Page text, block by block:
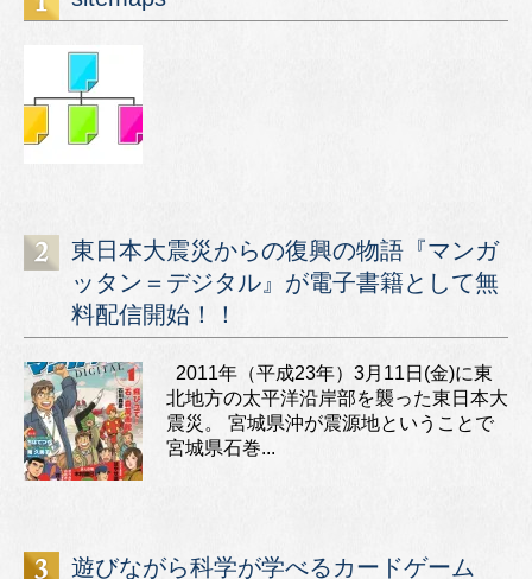
東日本大震災からの復興の物語『マンガ
ッタン＝デジタル』が電子書籍として無
料配信開始！！
2011年（平成23年）3月11日(金)に東
北地方の太平洋沿岸部を襲った東日本大
震災。 宮城県沖が震源地ということで
宮城県石巻...
遊びながら科学が学べるカードゲーム